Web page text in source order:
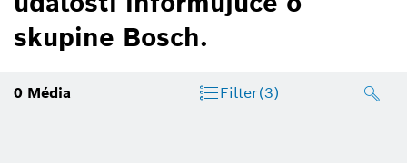
skupine Bosch.
0 Média Filter(3)